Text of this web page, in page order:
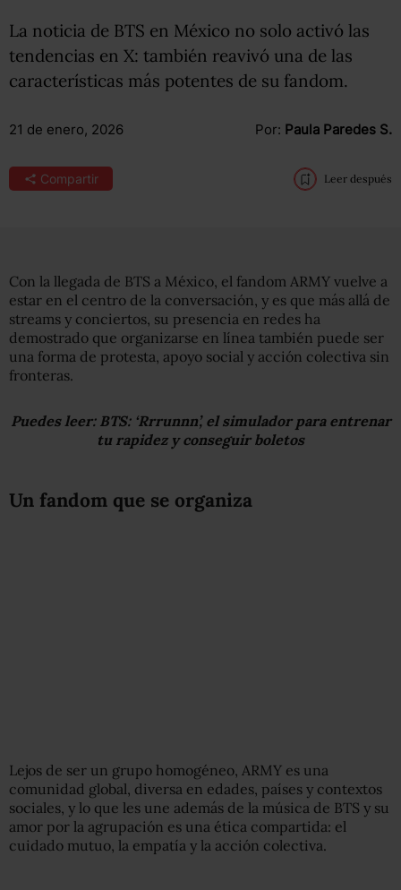
La noticia de BTS en México no solo activó las
tendencias en X: también reavivó una de las
características más potentes de su fandom.
21 de enero, 2026 Por: Paula Paredes S.
Compartir Leer después
Con la llegada de BTS a México, el fandom ARMY vuelve a
estar en el centro de la conversación, y es que más allá de
streams y conciertos, su presencia en redes ha
demostrado que organizarse en línea también puede ser
una forma de protesta, apoyo social y acción colectiva sin
fronteras.
Puedes leer: BTS:‘Rrrunnn’, el simulador para entrenar
tu rapidez y conseguir boletos
Un fandom que se organiza
Lejos de ser un grupo homogéneo, ARMY es una
comunidad global, diversa en edades, países y contextos
sociales, y lo que les une además de la música de BTS y su
amor por la agrupación es una ética compartida: el
cuidado mutuo, la empatía y la acción colectiva.